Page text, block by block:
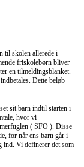
til skolen allerede i
friskolebørn bliver
en tilmeldingsblanket.
Dette beløb
sit barn indtil starten i
hvor vi
( SFO ). Disse
for når ens barn går i
ind. Vi definerer det som